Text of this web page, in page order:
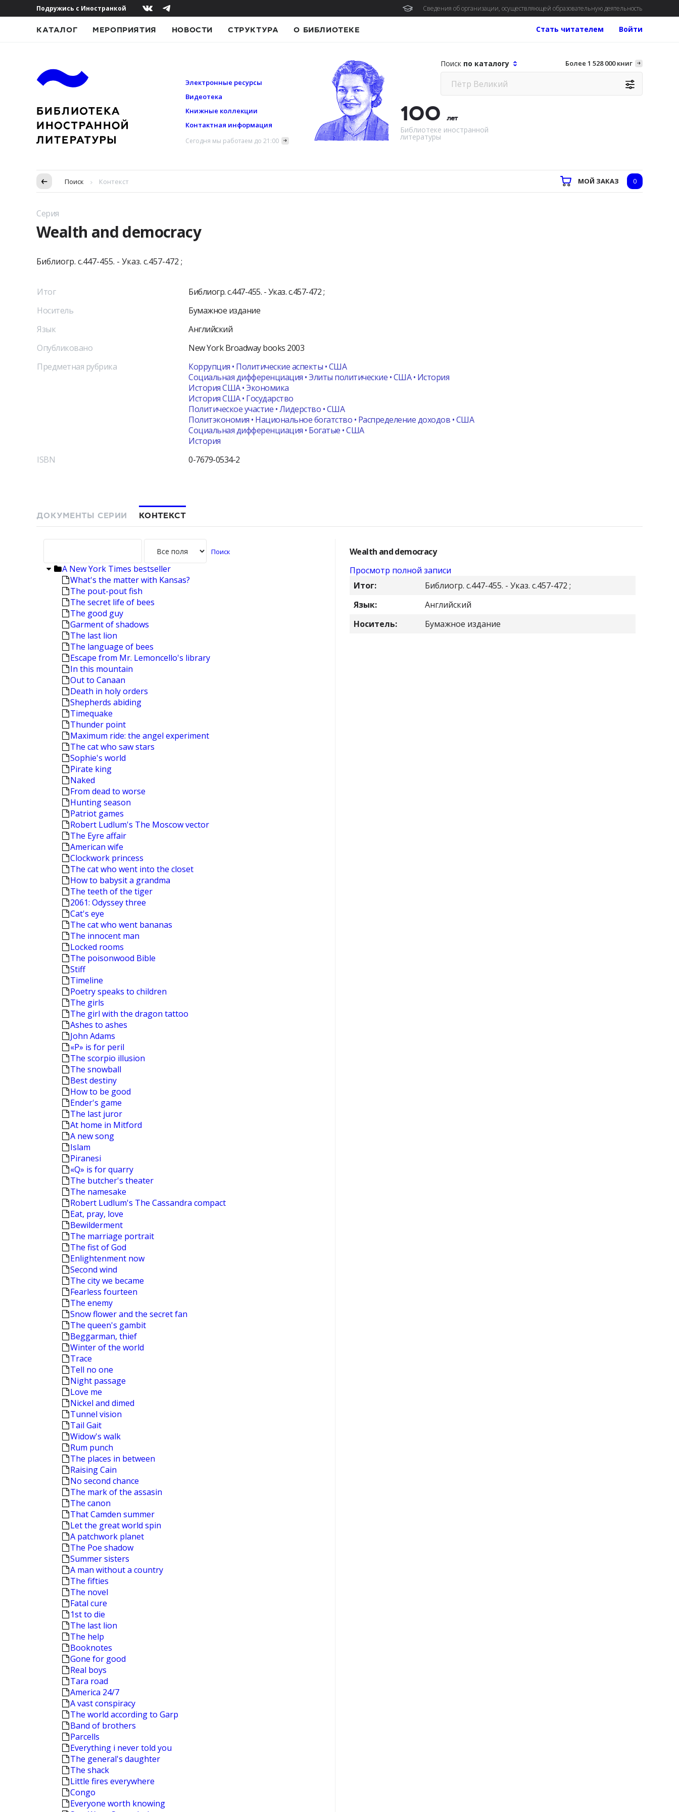
Подружись с Иностранкой Сведения об организации, осуществляющей образовательную деятельность
КАТАЛОГ МЕРОПРИЯТИЯ НОВОСТИ СТРУКТУРА О БИБЛИОТЕКЕ Войти
Стать читателем
Электронные ресурсы
Видеотека
Книжные коллекции
Контактная информация
Сегодня мы работаем до 21:00
Поиск по каталогу Более 1 528 000 книг
100
лет
Библиотеке иностранной
литературы
Пропуск в контексте
Поиск Контекст МОЙ ЗАКАЗ 0
Серия
Wealth and democracy
Библиогр. с.447-455. - Указ. с.457-472 ;
Итог
Библиогр. с.447-455. - Указ. с.457-472 ;
Носитель
Бумажное издание
Язык
Английский
Опубликовано
New York Broadway books 2003
Предметная рубрика
Коррупция • Политические аспекты • США
Социальная дифференциация • Элиты политические • США • История
История США • Экономика
История США • Государство
Политическое участие • Лидерство • США
Политэкономия • Национальное богатство • Распределение доходов • США
Социальная дифференциация • Богатые • США
История
ISBN
0-7679-0534-2
ДОКУМЕНТЫ СЕРИИ КОНТЕКСТ
A New York Times bestseller
What's the matter with Kansas?
The pout-pout fish
The secret life of bees
The good guy
Garment of shadows
The last lion
The language of bees
Escape from Mr. Lemoncello's library
In this mountain
Out to Canaan
Death in holy orders
Shepherds abiding
Timequake
Thunder point
Maximum ride: the angel experiment
The cat who saw stars
Sophie's world
Pirate king
Naked
From dead to worse
Hunting season
Patriot games
Robert Ludlum's The Moscow vector
The Eyre affair
American wife
Clockwork princess
The cat who went into the closet
How to babysit a grandma
The teeth of the tiger
2061: Odyssey three
Cat's eye
The cat who went bananas
The innocent man
Locked rooms
The poisonwood Bible
Stiff
Timeline
Poetry speaks to children
The girls
The girl with the dragon tattoo
Ashes to ashes
John Adams
«P» is for peril
The scorpio illusion
The snowball
Best destiny
How to be good
Ender's game
The last juror
At home in Mitford
A new song
Islam
Piranesi
«Q» is for quarry
The butcher's theater
The namesake
Robert Ludlum's The Cassandra compact
Eat, pray, love
Bewilderment
The marriage portrait
The fist of God
Enlightenment now
Second wind
The city we became
Fearless fourteen
The enemy
Snow flower and the secret fan
The queen's gambit
Beggarman, thief
Winter of the world
Trace
Tell no one
Night passage
Love me
Nickel and dimed
Tunnel vision
Tail Gait
Widow's walk
Rum punch
The places in between
Raising Сain
No second chance
The mark of the assasin
The canon
That Camden summer
Let the great world spin
A patchwork planet
The Poe shadow
Summer sisters
A man without a country
The fifties
The novel
Fatal cure
1st to die
The last lion
The help
Booknotes
Gone for good
Real boys
Tara road
America 24/7
A vast conspiracy
The world according to Garp
Band of brothers
Parcells
Everything i never told you
The general's daughter
The shack
Little fires everywhere
Congo
Everyone worth knowing
Wealth and democracy
Просмотр полной записи
Итог:
Библиогр. с.447-455. - Указ. с.457-472 ;
Язык:
Английский
Носитель:
Бумажное издание